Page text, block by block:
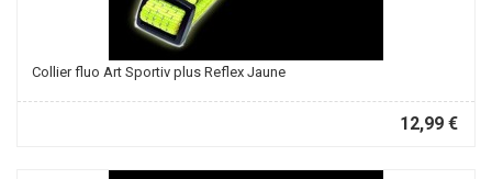
Collier fluo Art Sportiv plus Reflex Jaune
12,99 €